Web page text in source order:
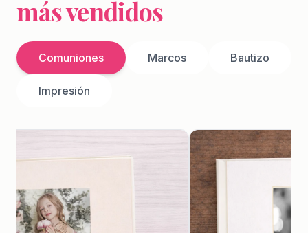
más vendidos
Comuniones Marcos Bautizo
Impresión